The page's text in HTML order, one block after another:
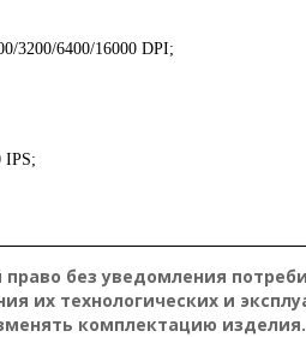
3200/6400/16000 DPI;
IPS;
без уведомления
их технологических и
комплектацию изделия.